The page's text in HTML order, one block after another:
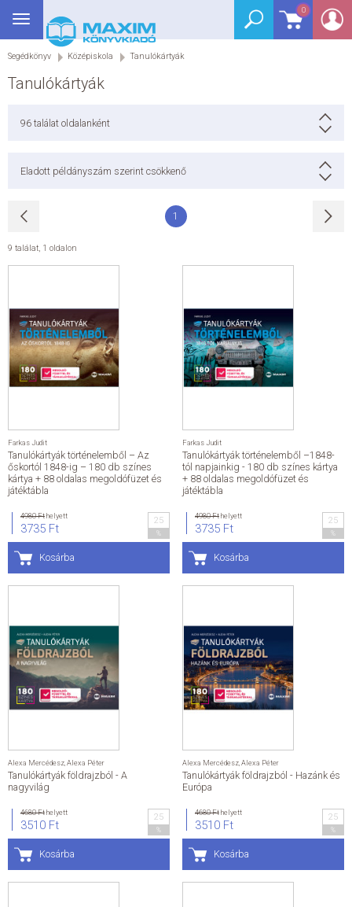
0
Toggle
navigation
Segédkönyv Középiskola Tanulókártyák
Tanulókártyák
96 találat oldalanként
Eladott példányszám szerint csökkenő
1
9 találat, 1 oldalon
Farkas Judit
Tanulókártyák történelemből – Az
őskortól 1848-ig – 180 db színes
kártya + 88 oldalas megoldófüzet és
játéktábla
4980 Fthelyett
3735 Ft
25
Kosárba
Farkas Judit
Tanulókártyák történelemből –1848-
tól napjainkig - 180 db színes kártya
+ 88 oldalas megoldófüzet és
játéktábla
4980 Fthelyett
3735 Ft
25
Kosárba
Alexa Mercédesz Alexa Péter
Tanulókártyák földrajzból - A
nagyvilág
4680 Fthelyett
3510 Ft
25
Kosárba
Alexa Mercédesz Alexa Péter
Tanulókártyák földrajzból - Hazánk és
Európa
4680 Fthelyett
3510 Ft
25
Kosárba
BEJELENTKEZÉS
SEGÉDKÖNYV
DREAM KÖNYVEK
E-KÖNYVEK
HÍREK
ÁLTALÁNOS SZERZŐDÉSI FELTÉTELEK
KAPCSOLAT